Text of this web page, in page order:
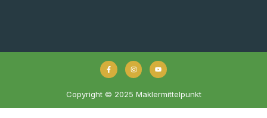
Copyright © 2025 Maklermittelpunkt